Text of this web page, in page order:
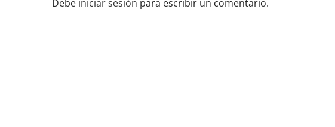
Debe iniciar sesión para escribir un comentario.